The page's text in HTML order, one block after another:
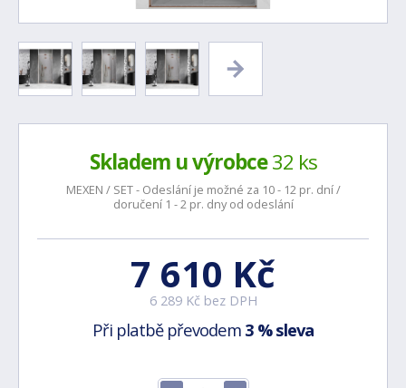
Skladem u výrobce32 ks
MEXEN / SET - Odeslání je možné za 10 - 12 pr. dní /
doručení 1 - 2 pr. dny od odeslání
7 610 Kč
6 289 Kč bez DPH
Při platbě převodem 3 % sleva